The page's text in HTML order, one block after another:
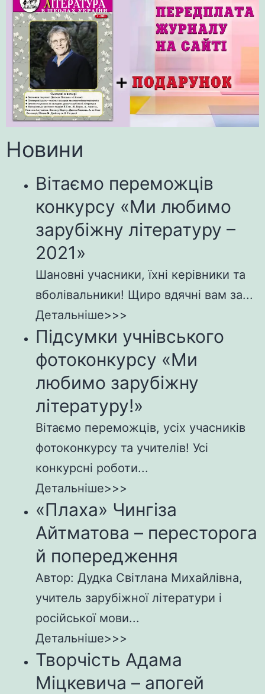
Новини
Вітаємо переможців
конкурсу «Ми любимо
зарубіжну літературу –
2021»
Шановні учасники, їхні керівники та
вболівальники! Щиро вдячні вам за...
Детальніше>>>
Підсумки учнівського
фотоконкурсу «Ми
любимо зарубіжну
літературу!»
Вітаємо переможців, усіх учасників
фотоконкурсу та учителів! Усі
конкурсні роботи...
Детальніше>>>
«Плаха» Чингіза
Айтматова – пересторога
й попередження
Автор: Дудка Світлана Михайлівна,
учитель зарубіжної літератури і
російської мови...
Детальніше>>>
Творчість Адама
Міцкевича – апогей